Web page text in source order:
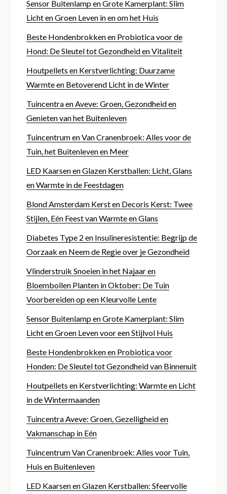
Sensor Buitenlamp en Grote Kamerplant: Slim
Licht en Groen Leven in en om het Huis
Beste Hondenbrokken en Probiotica voor de
Hond: De Sleutel tot Gezondheid en Vitaliteit
Houtpellets en Kerstverlichting: Duurzame
Warmte en Betoverend Licht in de Winter
Tuincentra en Aveve: Groen, Gezondheid en
Genieten van het Buitenleven
Tuincentrum en Van Cranenbroek: Alles voor de
Tuin, het Buitenleven en Meer
LED Kaarsen en Glazen Kerstballen: Licht, Glans
en Warmte in de Feestdagen
Blond Amsterdam Kerst en Decoris Kerst: Twee
Stijlen, Eén Feest van Warmte en Glans
Diabetes Type 2 en Insulineresistentie: Begrijp de
Oorzaak en Neem de Regie over je Gezondheid
Vlinderstruik Snoeien in het Najaar en
Bloembollen Planten in Oktober: De Tuin
Voorbereiden op een Kleurvolle Lente
Sensor Buitenlamp en Grote Kamerplant: Slim
Licht en Groen Leven voor een Stijlvol Huis
Beste Hondenbrokken en Probiotica voor
Honden: De Sleutel tot Gezondheid van Binnenuit
Houtpellets en Kerstverlichting: Warmte en Licht
in de Wintermaanden
Tuincentra Aveve: Groen, Gezelligheid en
Vakmanschap in Eén
Tuincentrum Van Cranenbroek: Alles voor Tuin,
Huis en Buitenleven
LED Kaarsen en Glazen Kerstballen: Sfeervolle